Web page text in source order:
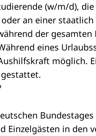
(w/m/d),
an einer
der
eines
möglich.
Einzelgästen in den